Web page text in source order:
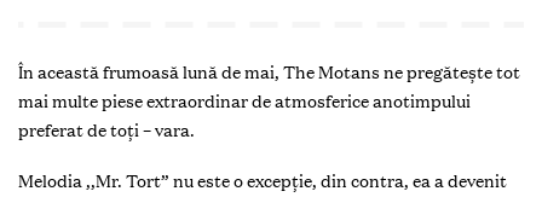
În această frumoasă lună de mai, The Motans ne pregătește tot
mai multe piese extraordinar de atmosferice anotimpului
preferat de toți – vara.
Melodia ,,Mr. Tort” nu este o excepție, din contra, ea a devenit